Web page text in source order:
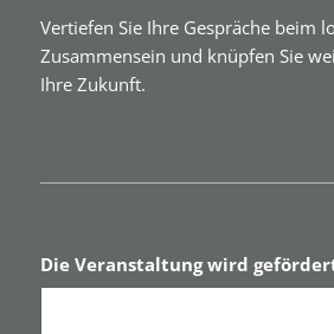
Vertiefen Sie Ihre Gespräche beim
Zusammensein und knüpfen Sie
Ihre Zukunft.
Die Veranstaltung wird